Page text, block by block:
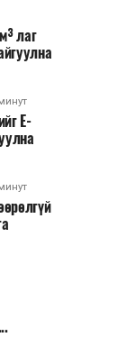
лаг
E-